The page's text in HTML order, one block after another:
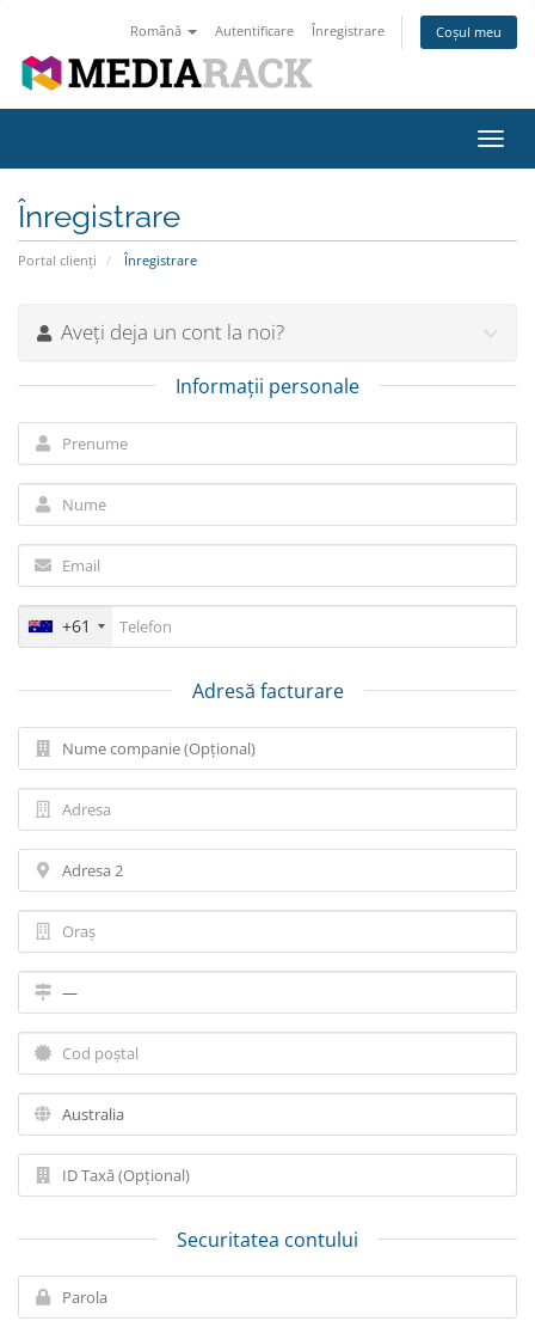
Română Autentificare Înregistrare Coșul meu
Înregistrare
Portal clienți Înregistrare
Aveți deja un cont la noi?
Informații personale
+61
Adresă facturare
Securitatea contului